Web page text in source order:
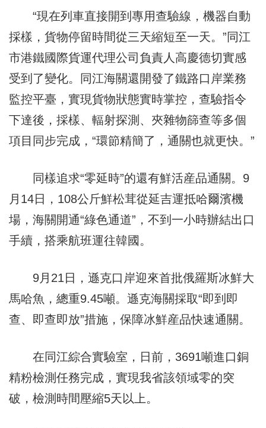
“現在列車直接開到專用查驗線，機器自動
採樣，貨物停留時間從三天縮短至一天。”同江
市港鐵國際貨運代理公司負責人高慶德切實感
受到了變化。同江海關還開發了鐵路口岸業務
監控平臺，實現貨物狀態實時掌控，查驗指令
下達後，採樣、輻射探測、夾雜物篩查等多個
項目同步完成，“環節精簡了，通關也就更快。”
同樣追求“零延時”的還有鮮活産品通關。9
月14日，108公斤鮮松茸從延吉運抵哈爾濱機
場，海關開通“綠色通道”，不到一小時辦結出口
手續，搭乘航班運往韓國。
9月21日，遜克口岸迎來首批俄羅斯冰鮮大
馬哈魚，總重9.45噸。遜克海關採取“即到即
查、即查即放”措施，保障冰鮮産品快速通關。
在同江綜合實驗室，日前，3691噸進口銅
精粉檢測任務完成，實現我省該領域零的突
破，檢測時間壓縮5天以上。